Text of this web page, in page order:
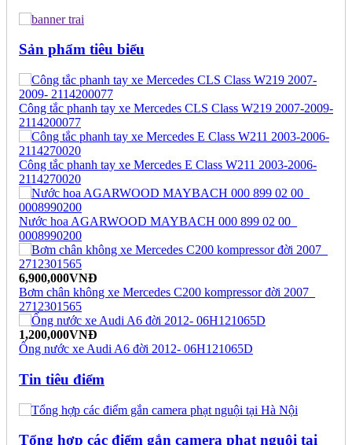
Sản phẩm tiêu biểu
Công tắc phanh tay xe Mercedes CLS Class W219 2007-2009-
2114200077
Công tắc phanh tay xe Mercedes E Class W211 2003-2006-
2114270020
Nước hoa AGARWOOD MAYBACH 000 899 02 00_
0008990200
6,900,000VNĐ
Bơm chân không xe Mercedes C200 kompressor đời 2007_
2712301565
1,200,000VNĐ
Ống nước xe Audi A6 đời 2012- 06H121065D
Tin tiêu điểm
Tổng hợp các điểm gắn camera phạt nguội tại